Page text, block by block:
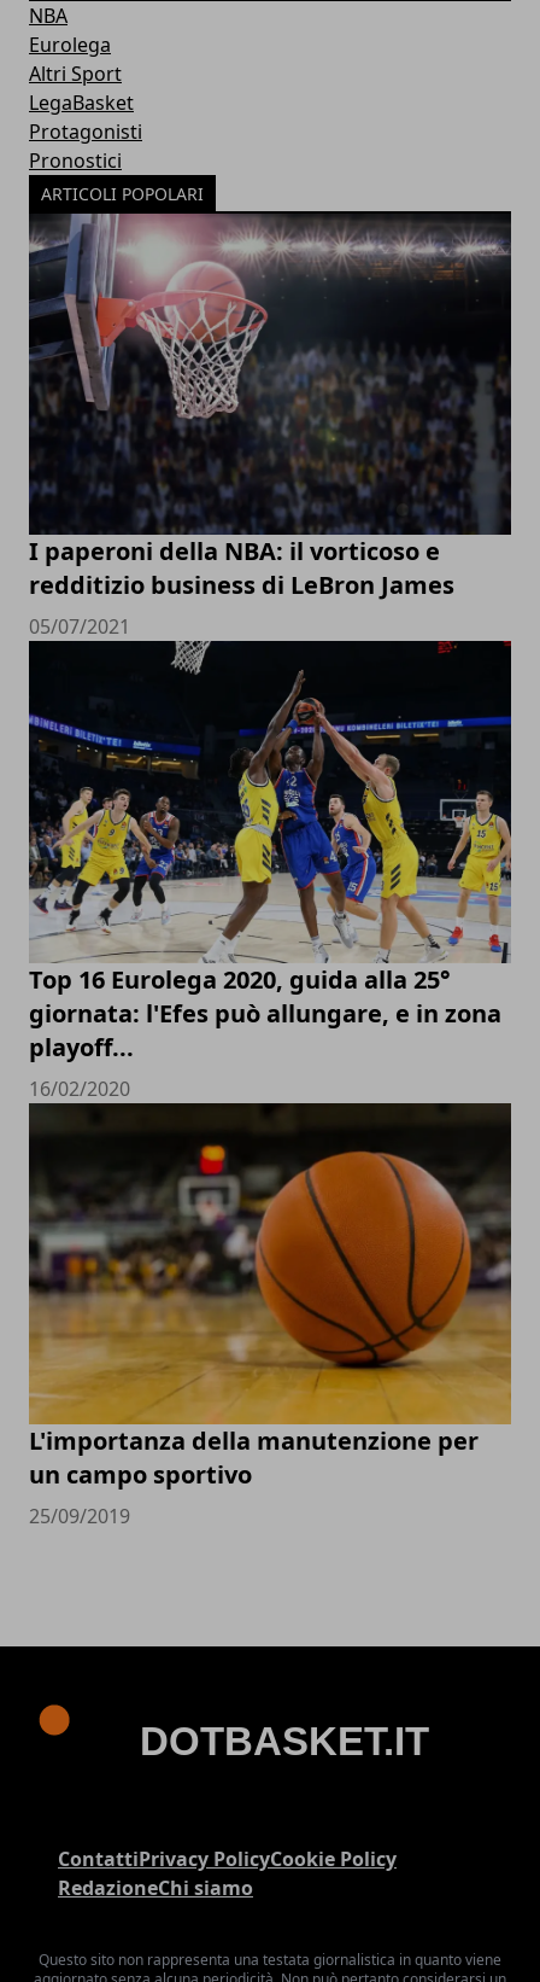
NBA
Eurolega
Altri Sport
LegaBasket
Protagonisti
Pronostici
ARTICOLI POPOLARI
I paperoni della NBA: il vorticoso e
redditizio business di LeBron James
05/07/2021
Top 16 Eurolega 2020, guida alla 25°
giornata: l'Efes può allungare, e in zona
playoff...
16/02/2020
L'importanza della manutenzione per
un campo sportivo
25/09/2019
ContattiPrivacy PolicyCookie Policy
RedazioneChi siamo
Questo sito non rappresenta una testata giornalistica in quanto viene